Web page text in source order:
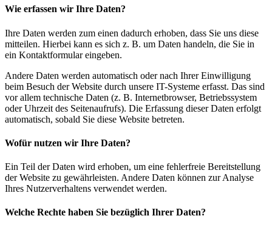
Wie erfassen wir Ihre Daten?
Ihre Daten werden zum einen dadurch erhoben, dass Sie uns diese
mitteilen. Hierbei kann es sich z. B. um Daten handeln, die Sie in
ein Kontaktformular eingeben.
Andere Daten werden automatisch oder nach Ihrer Einwilligung
beim Besuch der Website durch unsere IT-Systeme erfasst. Das sind
vor allem technische Daten (z. B. Internetbrowser, Betriebssystem
oder Uhrzeit des Seitenaufrufs). Die Erfassung dieser Daten erfolgt
automatisch, sobald Sie diese Website betreten.
Wofür nutzen wir Ihre Daten?
Ein Teil der Daten wird erhoben, um eine fehlerfreie Bereitstellung
der Website zu gewährleisten. Andere Daten können zur Analyse
Ihres Nutzerverhaltens verwendet werden.
Welche Rechte haben Sie bezüglich Ihrer Daten?